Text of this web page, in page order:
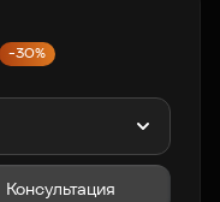
-30%
Консультация